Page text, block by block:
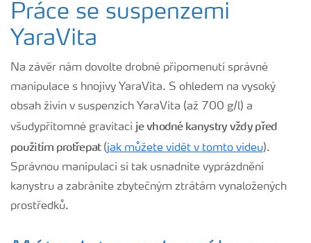
Práce se suspenzemi
YaraVita
Na závěr nám dovolte drobné připomenutí správné
manipulace s hnojivy YaraVita. S ohledem na vysoký
obsah živin v suspenzích YaraVita (až 700 g/l) a
všudypřítomné gravitaci je vhodné kanystry vždy před
použitím protřepat (jak můžete vidět v tomto videu).
Správnou manipulací si tak usnadníte vyprázdnění
kanystru a zabráníte zbytečným ztrátám vynaložených
prostředků.